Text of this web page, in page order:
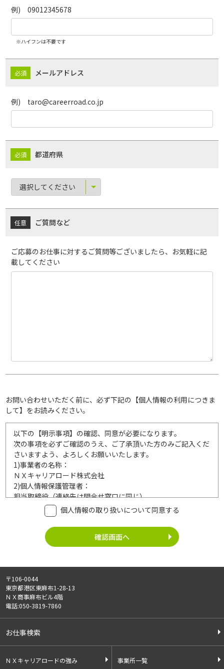
例) 09012345678
※ハイフンは不要です
メールアドレス
例) taro@careerroad.co.jp
都道府県
ご質問など
ご応募のお仕事に対するご質問等ございましたら、お気軽に記
載してください
お問い合わせいただく前に、必ず下記の【個人情報の利用につきま
して】をお読みください。
以下の【明示事項】の確認、同意が必要になります。
次の事項を必ずご確認のうえ、ご了承頂いた方のみご記入くだ
さいますよう、よろしくお願いいたします。
1)事業者の名称：
ＮＸキャリアロード株式会社
2)個人情報保護管理者：
担当取締役（連絡先は問合せ窓口に同じ）
利用目的：
ご記入頂いた個人情報は、次の利用目的達成の範囲内において
利用いたします。
個人情報の利用
有料職業紹介事業
・請負事業
ご記入頂いた個人情報は、法令等に定める場合を除いて、ご本
人様の同意なく、第三者に提供することはございません。
5)外部の委託：
ご記入頂いた個人情報は、文書保存、サーバー管理等の目的
個人情報の取り扱いについて同意する
〒106-0044
東京都港区東麻布1-28-13
ＮＸ商事麻布ビル4階
電話:050-3819-7860
お仕事検索
ＮＸキャリアロードの強み 事業所一覧